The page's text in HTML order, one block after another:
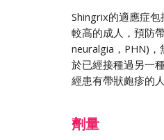
Shingrix的適應症
較高的成人，預防
neuralgia，PHN)
於已經接種過另一
經患有帶狀皰疹的
劑量